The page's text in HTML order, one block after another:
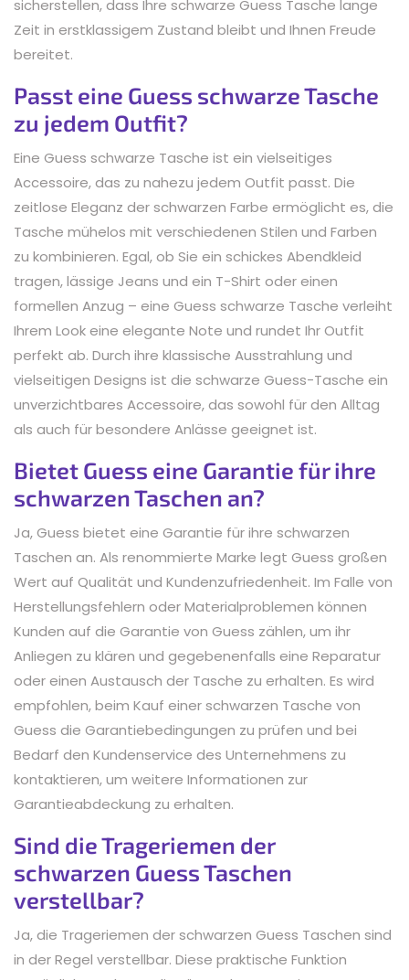
sicherstellen, dass Ihre schwarze Guess Tasche lange
Zeit in erstklassigem Zustand bleibt und Ihnen Freude
bereitet.
Passt eine Guess schwarze Tasche
zu jedem Outfit?
Eine Guess schwarze Tasche ist ein vielseitiges
Accessoire, das zu nahezu jedem Outfit passt. Die
zeitlose Eleganz der schwarzen Farbe ermöglicht es, die
Tasche mühelos mit verschiedenen Stilen und Farben
zu kombinieren. Egal, ob Sie ein schickes Abendkleid
tragen, lässige Jeans und ein T-Shirt oder einen
formellen Anzug – eine Guess schwarze Tasche verleiht
Ihrem Look eine elegante Note und rundet Ihr Outfit
perfekt ab. Durch ihre klassische Ausstrahlung und
vielseitigen Designs ist die schwarze Guess-Tasche ein
unverzichtbares Accessoire, das sowohl für den Alltag
als auch für besondere Anlässe geeignet ist.
Bietet Guess eine Garantie für ihre
schwarzen Taschen an?
Ja, Guess bietet eine Garantie für ihre schwarzen
Taschen an. Als renommierte Marke legt Guess großen
Wert auf Qualität und Kundenzufriedenheit. Im Falle von
Herstellungsfehlern oder Materialproblemen können
Kunden auf die Garantie von Guess zählen, um ihr
Anliegen zu klären und gegebenenfalls eine Reparatur
oder einen Austausch der Tasche zu erhalten. Es wird
empfohlen, beim Kauf einer schwarzen Tasche von
Guess die Garantiebedingungen zu prüfen und bei
Bedarf den Kundenservice des Unternehmens zu
kontaktieren, um weitere Informationen zur
Garantieabdeckung zu erhalten.
Sind die Trageriemen der
schwarzen Guess Taschen
verstellbar?
Ja, die Trageriemen der schwarzen Guess Taschen sind
in der Regel verstellbar. Diese praktische Funktion